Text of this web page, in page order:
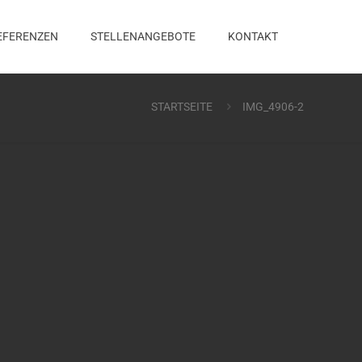
STELLENANGEBOTE KONTAKT
STARTSEITE IMG_4906-2